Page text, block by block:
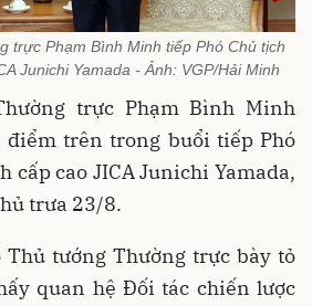
trực Phạm Bình Minh tiếp Phó Chủ tịch
Junichi Yamada - Ảnh: VGP/Hải Minh
trực Phạm Bình Minh
trên trong buổi tiếp Phó
cấp cao JICA Junichi Yamada,
trưa 23/8.
Thủ tướng Thường trực bày tỏ
quan hệ Đối tác chiến lược